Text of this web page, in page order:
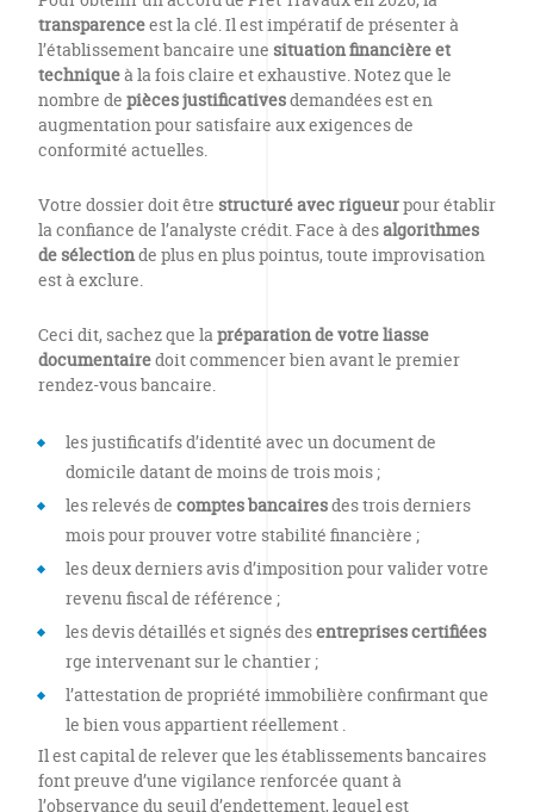
transparenceest la clé. Il est impératif de présenter à
l’établissement bancaire une situation financière et
techniqueà la fois claire et exhaustive. Notez que le
nombre de pièces justificativesdemandées est en
augmentation pour satisfaire aux exigences de
conformité actuelles.
Votre dossier doit être structuré avec rigueurpour établir
la confiance de l’analyste crédit. Face à desalgorithmes
de sélectionde plus en plus pointus, toute improvisation
est à exclure.
Ceci dit, sachez que lapréparation de votre liasse
documentairedoit commencer bien avant le premier
rendez-vous bancaire.
les justificatifs d’identité avec un document de
domicile datant de moins de trois mois ;
les relevés de comptes bancairesdes trois derniers
mois pour prouver votre stabilité financière ;
les deux derniers avis d’imposition pour valider votre
revenu fiscal de référence ;
les devis détaillés et signés desentreprises certifiées
rge intervenant sur le chantier ;
l’attestation de propriété immobilière confirmant que
le bien vous appartient réellement .
Il est capital de relever que les établissements bancaires
font preuve d’une vigilance renforcée quant à
l’observance du seuil d’endettement, lequel est